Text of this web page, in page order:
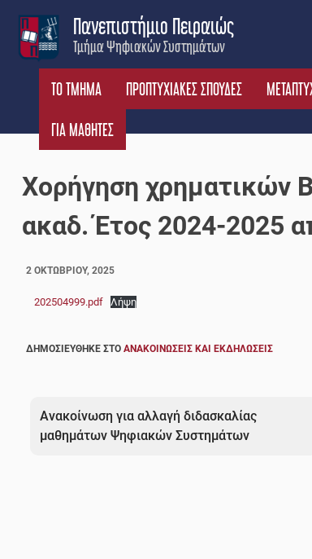
content
Τμήμα Ψηφιακών Συστημάτων
Πανεπιστήμιο Πειραιώς
ΤΟ ΤΜΗΜΑ ΠΡΟΠΤΥΧΙΑΚΕΣ ΣΠΟΥΔΕΣ
ΓΙΑ ΜΑΘΗΤΕΣ
Χορήγηση χρηματικών
ακαδ. Έτος 2024-2025
2 ΟΚΤΩΒΡΊΟΥ, 2025
202504999.pdf Λήψη
ΔΗΜΟΣΙΕΎΘΗΚΕ ΣΤΟ ΑΝΑΚΟΙΝΏΣΕΙΣ ΚΑΙ ΕΚΔΗΛΏΣΕΙΣ
άρθρων
Ανακοίνωση για αλλαγή διδασκαλίας
μαθημάτων Ψηφιακών Συστημάτων